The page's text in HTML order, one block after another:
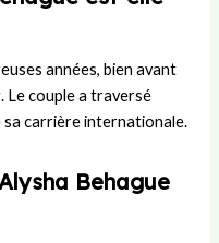
années, bien avant
Le couple a traversé
sa carrière internationale.
Behague